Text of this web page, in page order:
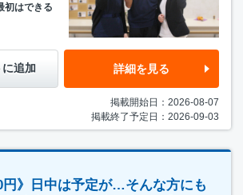
初はできる
追加 詳細を見る
掲載開始日：2026-08-07
掲載終了予定日：2026-09-03
円》日中は予定が…そんな方にも